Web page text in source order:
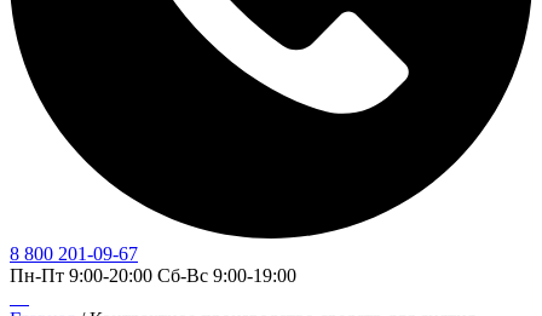
8 800 201-09-67
Пн-Пт 9:00-20:00 Сб-Вс 9:00-19:00